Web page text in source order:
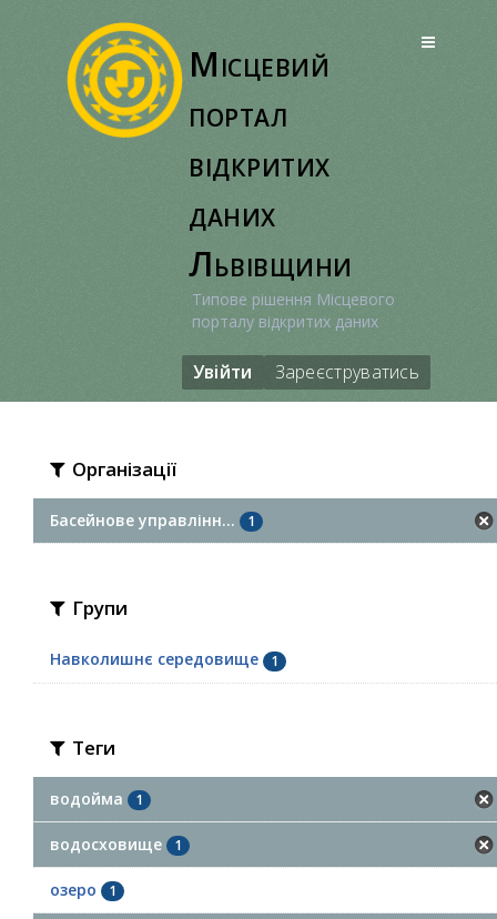
Місцевий
портал
відкритих
даних
Львівщини
Типове рішення Місцевого
порталу відкритих даних
Увійти Зареєструватись
Організації
Басейнове управлінн... 1
Групи
Навколишнє середовище 1
Теги
водойма 1
водосховище 1
озеро 1